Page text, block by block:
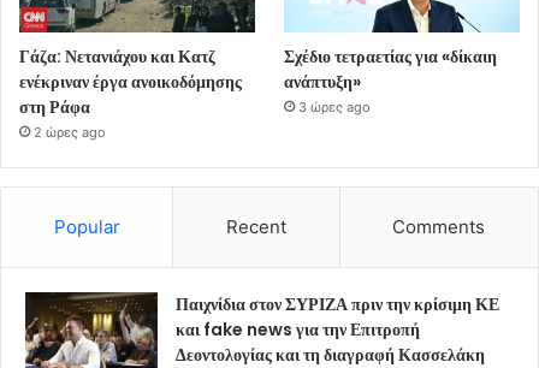
Γάζα: Νετανιάχου και Κατζ
ενέκριναν έργα ανοικοδόμησης
στη Ράφα
2 ώρες ago
Σχέδιο τετραετίας για «δίκαιη
ανάπτυξη»
3 ώρες ago
Popular Recent Comments
Παιχνίδια στον ΣΥΡΙΖΑ πριν την κρίσιμη ΚΕ
και fake news για την Επιτροπή
Δεοντολογίας και τη διαγραφή Κασσελάκη